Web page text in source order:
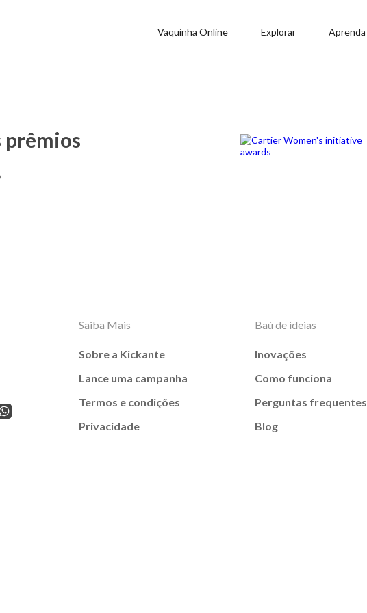
Vaquinha Online Explorar Aprenda
prêmios
Saiba Mais
Sobre a Kickante
Lance uma campanha
Termos e condições
Privacidade
Baú de ideias
Inovações
Como funciona
Perguntas frequentes
Blog